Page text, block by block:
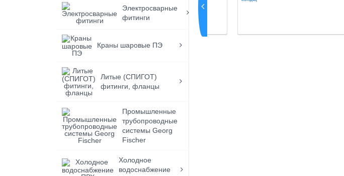
Электросварные
фитинги
Краны шаровые ПЭ
Литые (СПИГОТ)
фитинги, фланцы
Промышленные
трубопроводные
системы Georg
Fischer
Холодное
водоснабжение